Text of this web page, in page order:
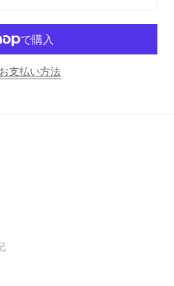
支払い方法